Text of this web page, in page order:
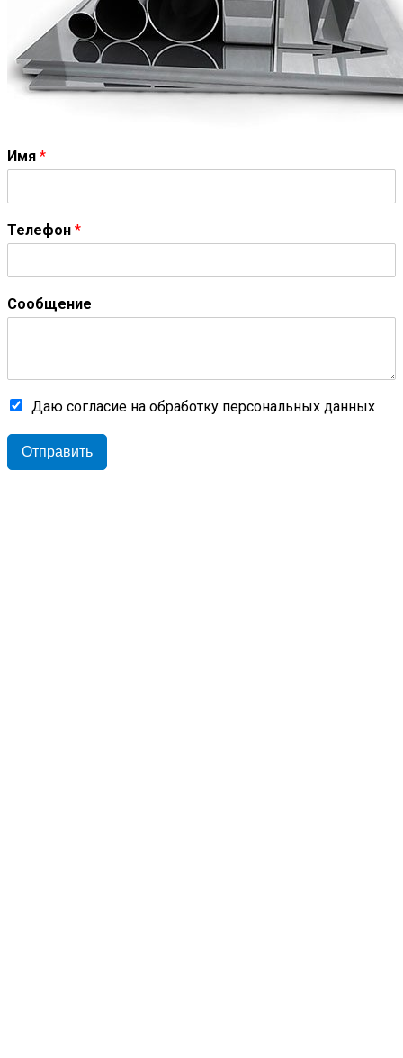
Имя *
Телефон *
Сообщение
Даю согласие на обработку персональных данных
Отправить